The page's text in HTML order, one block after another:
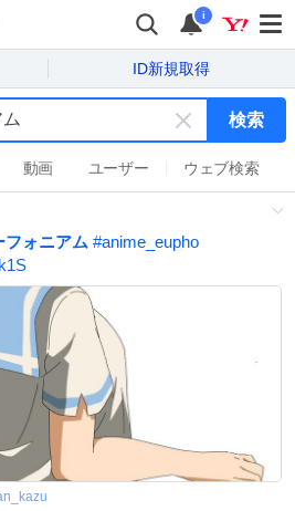
i
ID新規取得
キ
ー
ワ
ド
消
検索
動画 ユーザー ウェブ検索
フォニアム #anime_eupho